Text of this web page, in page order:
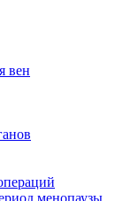
вен
менопаузы